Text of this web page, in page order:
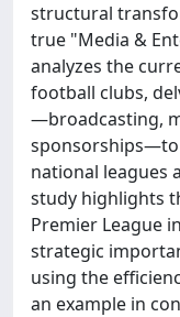
structural
true "Media &
analyzes the
football clubs,
—broadcasting,
national leagues
study highlights
Premier League
strategic
using the
an example in